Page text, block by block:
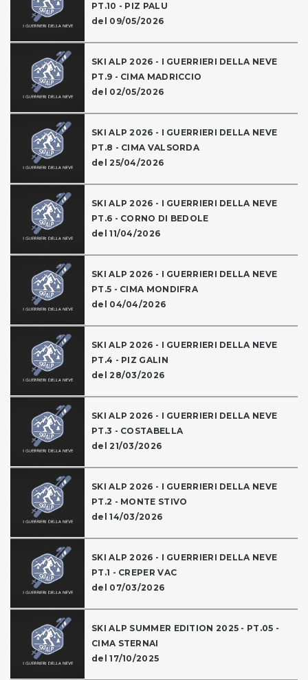
PT.10 - PIZ PALU
del 09/05/2026
SKI ALP 2026 - I GUERRIERI DELLA NEVE
PT.9 - CIMA MADRICCIO
del 02/05/2026
SKI ALP 2026 - I GUERRIERI DELLA NEVE
PT.8 - CIMA VALSORDA
del 25/04/2026
SKI ALP 2026 - I GUERRIERI DELLA NEVE
PT.6 - CORNO DI BEDOLE
del 11/04/2026
SKI ALP 2026 - I GUERRIERI DELLA NEVE
PT.5 - CIMA MONDIFRA
del 04/04/2026
SKI ALP 2026 - I GUERRIERI DELLA NEVE
PT.4 - PIZ GALIN
del 28/03/2026
SKI ALP 2026 - I GUERRIERI DELLA NEVE
PT.3 - COSTABELLA
del 21/03/2026
SKI ALP 2026 - I GUERRIERI DELLA NEVE
PT.2 - MONTE STIVO
del 14/03/2026
SKI ALP 2026 - I GUERRIERI DELLA NEVE
PT.1 - CREPER VAC
del 07/03/2026
SKI ALP SUMMER EDITION 2025 - PT.05 -
CIMA STERNAI
del 17/10/2025